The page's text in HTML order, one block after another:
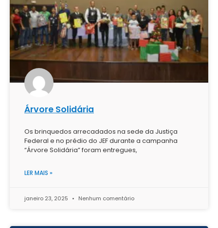
Árvore Solidária
Os brinquedos arrecadados na sede da Justiça
Federal e no prédio do JEF durante a campanha
“Árvore Solidária” foram entregues,
LER MAIS »
janeiro 23, 2025 Nenhum comentário